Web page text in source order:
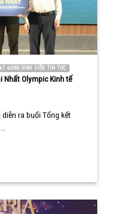
ĐỘNG SINH VIÊN TIN TỨC
Nhất Olympic Kinh tế
ra buổi Tổng kết